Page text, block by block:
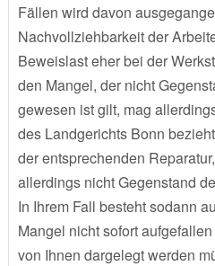
Fällen wird davon
Nachvollziehbarkeit der
Beweislast eher bei der
den Mangel, der nicht
gewesen ist gilt, mag
des Landgerichts Bonn
der entsprechenden
allerdings nicht Gegenstand
In Ihrem Fall besteht sodann
Mangel nicht sofort
von Ihnen dargelegt werden